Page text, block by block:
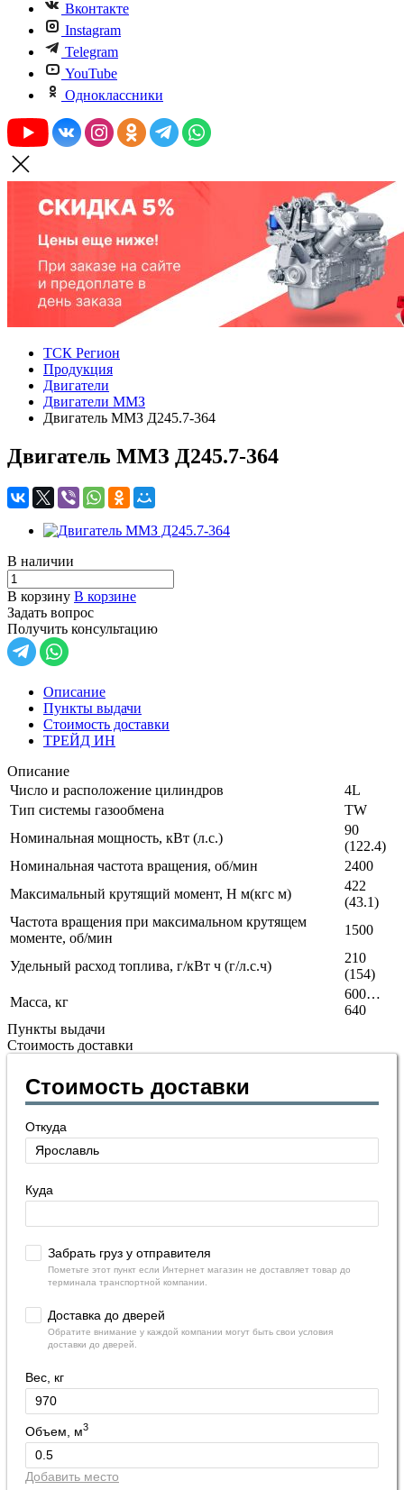
Вконтакте
Instagram
Telegram
YouTube
Одноклассники
ТСК Регион
Продукция
Двигатели
Двигатели ММЗ
Двигатель ММЗ Д245.7-364
Двигатель ММЗ Д245.7-364
В наличии
В корзину В корзине
Задать вопрос
Получить консультацию
Описание
Пункты выдачи
Стоимость доставки
ТРЕЙД ИН
Описание
Число и расположение цилиндров
4L
Тип системы газообмена
ТW
Номинальная мощность, кВт (л.с.)
90
(122.4)
Номинальная частота вращения, об/мин
2400
Максимальный крутящий момент, Н м(кгс м)
422
(43.1)
Частота вращения при максимальном крутящем
моменте, об/мин
1500
Удельный расход топлива, г/кВт ч (г/л.с.ч)
210
(154)
Масса, кг
600…
640
Пункты выдачи
Стоимость доставки
Стоимость доставки
Откуда
Куда
Забрать груз у отправителя
Пометьте этот пункт если Интернет магазин не доставляет товар до
терминала транспортной компании.
Доставка до дверей
Обратите внимание у каждой компании могут быть свои условия
доставки до дверей.
Вес, кг
Объем, м3
Добавить место